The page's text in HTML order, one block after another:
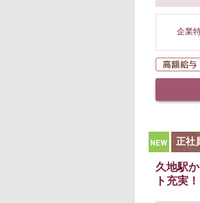
企業
NEW
正社
久地駅
ト充実